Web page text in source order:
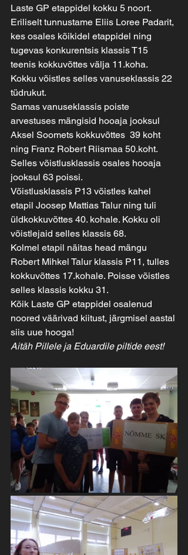
Laste GP etappidel kokku 5 noort.
Eriliselt tunnustame Eliis Loree Padarit,
kes osales kõikidel etappidel ning
tugevas konkurentsis klassis T15
teenis kokkuvõttes välja 11.koha.
Kokku võistles selles vanuseklassis 22
tüdrukut.
Samas vanuseklassis poiste
arvestuses mängisid hooaja jooksul
Aksel Soomets kokkuvõttes  39 koht
ning Franz Robert Riismaa 50.koht.
Selles võistlusklassis osales hooaja
jooksul 63 poissi.
Võistlusklassis P13 võistles kahel
etapil Joosep Mattias Talur ning tuli
üldkokkuvõttes 40. kohale. Kokku oli
võistlejaid selles klassis 68.
Kolmel etapil näitas head mängu
Robert Mihkel Talur klassis P11, tulles
kokkuvõttes 17.kohale. Poisse võistles
selles klassis kokku 31.
Kõik Laste GP etappidel osalenud
noored väärivad kiitust, järgmisel aastal
siis uue hooga!
Aitäh Pillele ja Eduardile piltide eest!